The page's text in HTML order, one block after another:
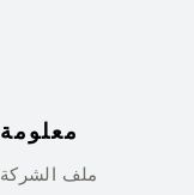
معلومة
ملف الشركة